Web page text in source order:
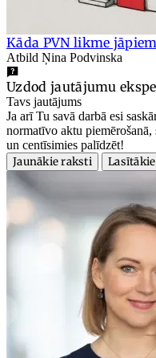
Kāda PVN likme
Atbild Ņina Podvinska
Uzdod jautājumu
Tavs jautājums
Ja arī Tu savā darbā esi
normatīvo aktu
un centīsimies palīdzēt!
Jaunākie raksti